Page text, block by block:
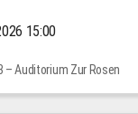
15:00
– Auditorium Zur Rosen